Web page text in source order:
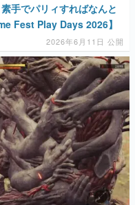
手でパリィすればなんと
Fest Play Days 2026】
2026年6月11日 公開